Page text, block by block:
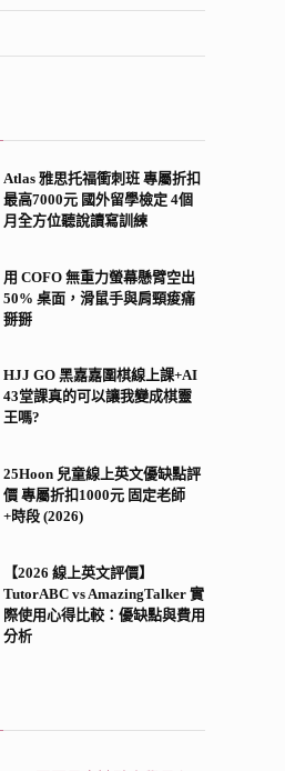
(8)
Atlas 雅思托福衝刺班 專屬折扣
最高7000元 國外留學檢定 4個
月全方位聽說讀寫訓練
用 COFO 無重力螢幕懸臂空出
50% 桌面，滑鼠手與肩頸痠痛
掰掰
HJJ GO 黑嘉嘉圍棋線上課+AI
43堂課真的可以讓我變成棋靈
王嗎?
25Hoon 兒童線上英文優缺點評
價 專屬折扣1000元 固定老師
+時段 (2026)
【2026 線上英文評價】
TutorABC vs AmazingTalker 實
際使用心得比較：優缺點與費用
分析